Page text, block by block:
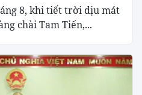
8, khi tiết trời dịu mát
chài Tam Tiến,...